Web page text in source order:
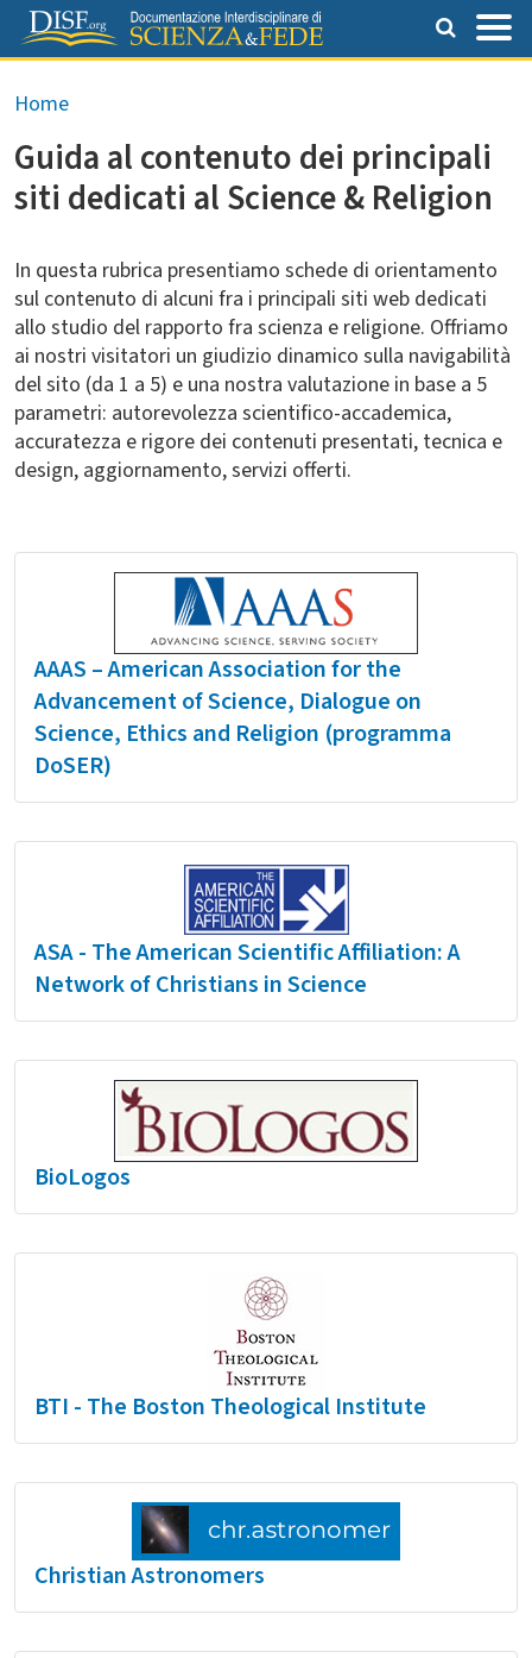
Salta al contenuto principale
Briciole di pane
Home
Guida al contenuto dei principali
siti dedicati al Science & Religion
In questa rubrica presentiamo schede di orientamento
sul contenuto di alcuni fra i principali siti web dedicati
allo studio del rapporto fra scienza e religione. Offriamo
ai nostri visitatori un giudizio dinamico sulla navigabilità
del sito (da 1 a 5) e una nostra valutazione in base a 5
parametri: autorevolezza scientifico-accademica,
accuratezza e rigore dei contenuti presentati, tecnica e
design, aggiornamento, servizi offerti.
AAAS – American Association for the
Advancement of Science, Dialogue on
Science, Ethics and Religion (programma
DoSER)
ASA - The American Scientific Affiliation: A
Network of Christians in Science
BioLogos
BTI - The Boston Theological Institute
Christian Astronomers